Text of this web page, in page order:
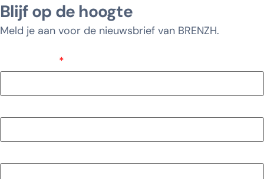
Blijf op de hoogte
Meld je aan voor de nieuwsbrief van BRENZH.
*